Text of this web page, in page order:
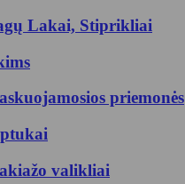
Lakai, Stiprikliai
priemonės
valikliai